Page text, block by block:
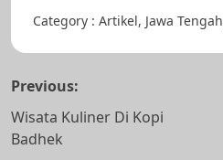
Category : Artikel, Jawa Tengah
Navigasi
pos
Previous:
Wisata Kuliner Di Kopi
Badhek